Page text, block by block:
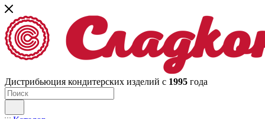
Дистрибьюция кондитерских изделий с 1995 года